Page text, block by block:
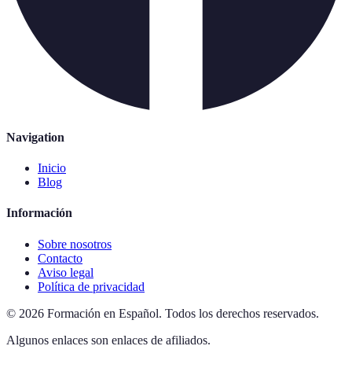
Navigation
Inicio
Blog
Información
Sobre nosotros
Contacto
Aviso legal
Política de privacidad
© 2026 Formación en Español. Todos los derechos reservados.
Algunos enlaces son enlaces de afiliados.